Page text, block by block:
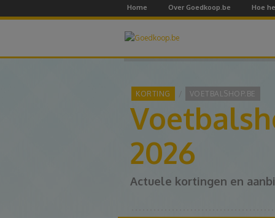
Home Over Goedkoop.be Hoe
KORTING VOETBALSHOP.BE
2026
Actuele kortingen en